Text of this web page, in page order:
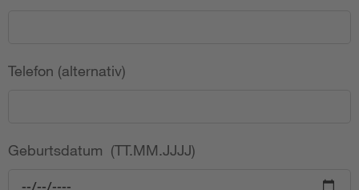
Telefon (alternativ)
Geburtsdatum (TT.MM.JJJJ)